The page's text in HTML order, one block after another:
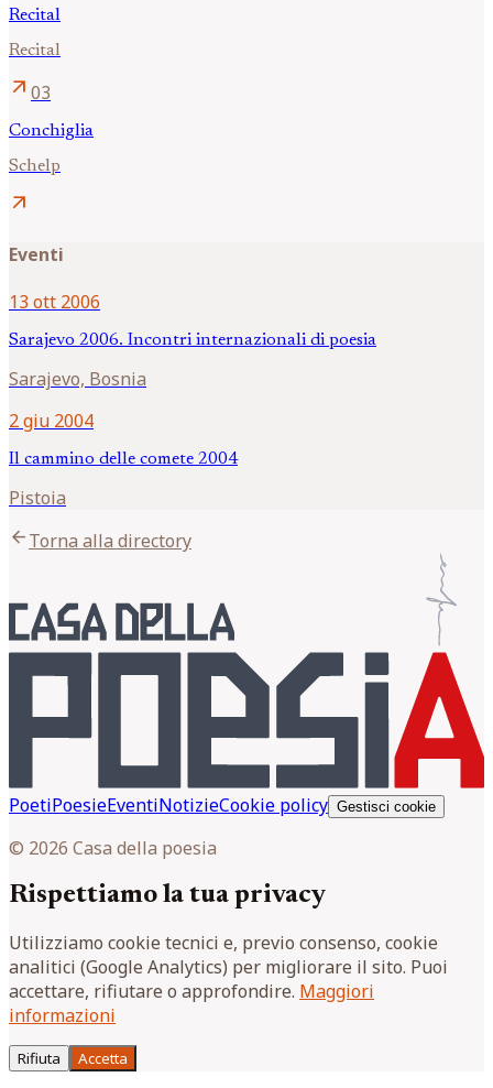
Recital
Recital
arrow_outward 03
Conchiglia
Schelp
arrow_outward
Eventi
13 ott 2006
Sarajevo 2006. Incontri internazionali di poesia
Sarajevo, Bosnia
2 giu 2004
Il cammino delle comete 2004
Pistoia
arrow_backTorna alla directory
PoetiPoesieEventiNotizieCookie policy Gestisci cookie
© 2026 Casa della poesia
Rispettiamo la tua privacy
Utilizziamo cookie tecnici e, previo consenso, cookie
analitici (Google Analytics) per migliorare il sito. Puoi
accettare, rifiutare o approfondire. Maggiori
informazioni
Rifiuta Accetta